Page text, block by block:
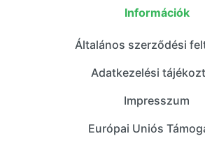
Információk
Általános szerződési
Adatkezelési
Impresszum
Európai Uniós